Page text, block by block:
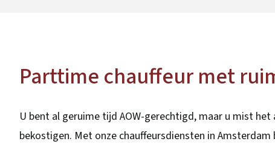
Parttime chauffeur met
U bent al geruime tijd AOW-gerechtigd, maar u mist
bekostigen. Met onze chauffeursdiensten in